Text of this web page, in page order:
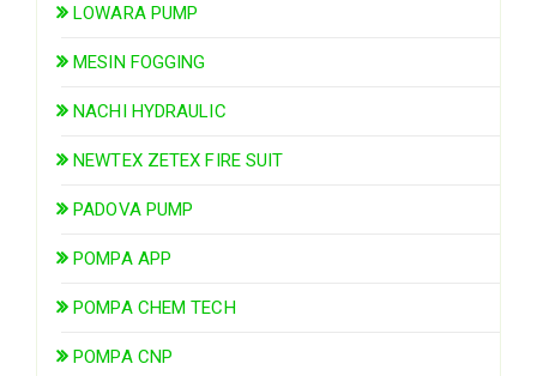
LOWARA PUMP
MESIN FOGGING
NACHI HYDRAULIC
NEWTEX ZETEX FIRE SUIT
PADOVA PUMP
POMPA APP
POMPA CHEM TECH
POMPA CNP